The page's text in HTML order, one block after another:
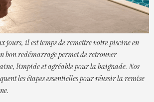
jours, il est temps de remettre votre piscine en
bon redémarrage permet de retrouver
limpide et agréable pour la baignade. Nos
les étapes essentielles pour réussir la remise